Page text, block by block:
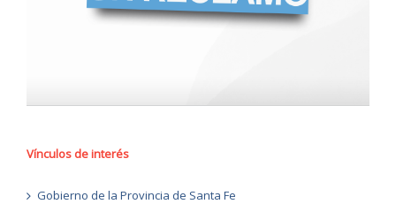
Vínculos de interés
Gobierno de la Provincia de Santa Fe